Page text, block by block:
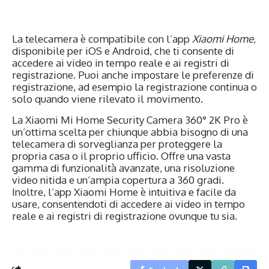
La telecamera è compatibile con l’app Xiaomi Home,
disponibile per iOS e Android, che ti consente di
accedere ai video in tempo reale e ai registri di
registrazione. Puoi anche impostare le preferenze di
registrazione, ad esempio la registrazione continua o
solo quando viene rilevato il movimento.
La Xiaomi Mi Home Security Camera 360° 2K Pro è
un’ottima scelta per chiunque abbia bisogno di una
telecamera di sorveglianza per proteggere la
propria casa o il proprio ufficio. Offre una vasta
gamma di funzionalità avanzate, una risoluzione
video nitida e un’ampia copertura a 360 gradi.
Inoltre, l’app Xiaomi Home è intuitiva e facile da
usare, consentendoti di accedere ai video in tempo
reale e ai registri di registrazione ovunque tu sia.